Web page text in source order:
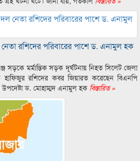
রশিদের পরিবারের পাশে ড. এনামুল হক
সড়কে মর্মান্তিক সড়ক দূর্ঘটনায় নিহত সিলেট জেলা
হাফিজুর রশিদের কবর জিয়ারত করেছেন বিএনপি
উপদেষ্টা ড. মোহাম্মদ এনামুল হক বিস্তারিত »